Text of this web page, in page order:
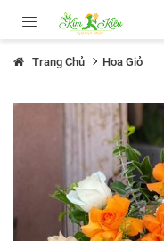
Trang Chủ Hoa Giỏ